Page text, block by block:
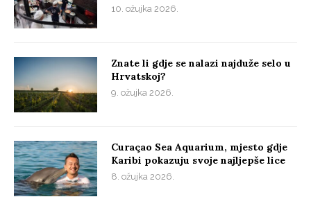
10. ožujka 2026.
Znate li gdje se nalazi najduže selo u
Hrvatskoj?
9. ožujka 2026.
Curaçao Sea Aquarium, mjesto gdje
Karibi pokazuju svoje najljepše lice
8. ožujka 2026.